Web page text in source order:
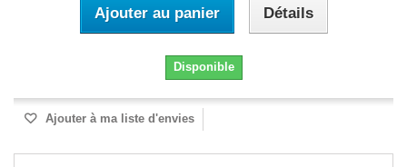
Ajouter au panier Détails
Disponible
Ajouter à ma liste d'envies